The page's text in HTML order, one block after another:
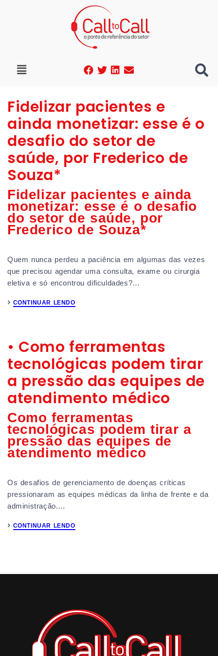
Fidelizar pacientes e
ainda monetizar: esse é o
desafio do setor de
saúde, por Frederico de
Souza*
Fidelizar pacientes e ainda
monetizar: esse é o desafio
do setor de saúde, por
Frederico de Souza*
Quem nunca perdeu a paciência em algumas das vezes
que precisou agendar uma consulta, exame ou cirurgia
eletiva e só encontrou dificuldades?…
CONTINUAR LENDO
• Como ferramentas
tecnológicas podem tirar
a pressão das equipes de
atendimento médico
Como ferramentas
tecnológicas podem tirar a
pressão das equipes de
atendimento médico
Os desafios de gerenciamento de doenças críticas
pressionaram as equipes médicas da linha de frente e da
administração.…
CONTINUAR LENDO